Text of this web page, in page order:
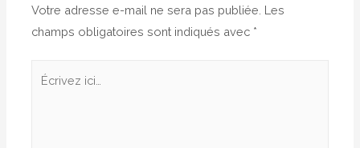
Votre adresse e-mail ne sera pas publiée. Les
champs obligatoires sont indiqués avec *